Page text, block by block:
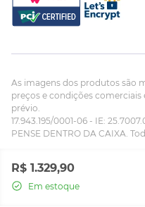
R$ 1.329,90
Em estoque
As imagens dos produtos são
preços e condições comerciais
prévio.
17.943.195/0001-06 - IE:
PENSE DENTRO DA CAIXA.
Powered